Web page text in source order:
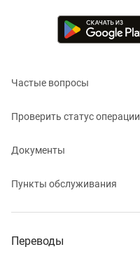
Частые вопросы
Проверить статус операции
Документы
Пункты обслуживания
Переводы